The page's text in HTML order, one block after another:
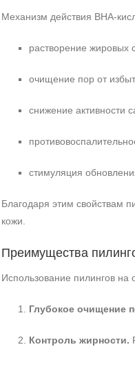
Механизм действия
растворение жировых
очищение пор от
снижение активности
стимуляция
Благодаря этим свойствам
кожи.
Преимущества
Использование пилингов на
Глубокое очищение
Контроль жирности.